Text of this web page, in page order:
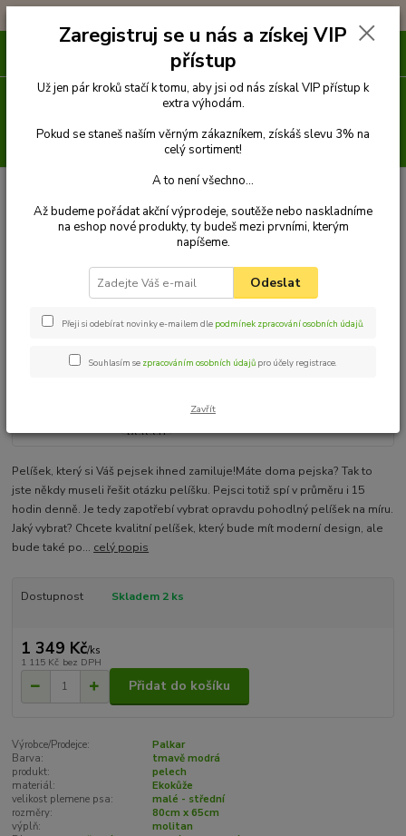
Menu
Hledat
ELEGANT obdélníkový pelech pro psa, tmavě modrý - 80
ELEGANT obdélníkový pelech pro
psa, tmavě modrý - 80 cm x 65
Pelíšek, který si Váš pejsek ihned zamiluje!Máte doma pejska? Tak to
jste někdy museli řešit otázku pelíšku. Pejsci totiž spí v průměru i 15
hodin denně. Je tedy zapotřebí vybrat opravdu pohodlný pelíšek na míru.
Jaký vybrat? Chcete kvalitní pelíšek, který bude mít moderní design, ale
bude také po... celý popis
Dostupnost Skladem 2 ks
1 349 Kč/ks
1 115 Kč bez DPH
Přidat do košíku
Výrobce/Prodejce:
Palkar
Barva:
tmavě modrá
produkt:
pelech
materiál:
Ekokůže
velikost plemene psa:
malé - střední
rozměry:
80cm x 65cm
výplň:
molitan
Zaregistruj se u nás a získej VIP
přístup
Už jen pár kroků stačí k tomu, aby jsi od nás získal VIP přístup k
extra výhodám.
Pokud se staneš naším věrným zákazníkem, získáš slevu 3% na
celý sortiment!
A to není všechno...
Až budeme pořádat akční výprodeje, soutěže nebo naskladníme
na eshop nové produkty, ty budeš mezi prvními, kterým
napíšeme.
Odeslat
Přeji si odebírat novinky e-mailem dle podmínek zpracování osobních údajů.
Souhlasím se zpracováním osobních údajů pro účely registrace.
Zavřít